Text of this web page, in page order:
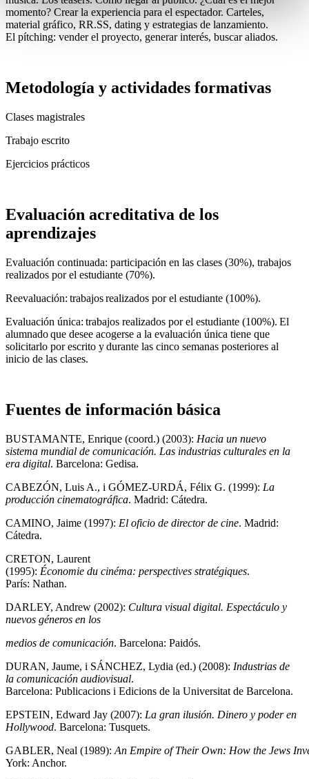
momento? Crear la experiencia para el espectador. Carteles,
material gráfico, RR.SS, dating y estrategias de lanzamiento.
El pítching: vender el proyecto, generar interés, buscar aliados.
Metodología y actividades formativas
Clases magistrales
Trabajo escrito
Ejercicios prácticos
Evaluación acreditativa de los
aprendizajes
Evaluación continuada: participación en las clases (30%), trabajos
realizados por el estudiante (70%).
Reevaluación: trabajos realizados por el estudiante (100%).
Evaluación única: trabajos realizados por el estudiante (100%). El
alumnado que desee acogerse a la evaluación única tiene que
solicitarlo por escrito y durante las cinco semanas posteriores al
inicio de las clases.
Fuentes de información básica
BUSTAMANTE, Enrique (coord.) (2003): Hacia un nuevo
sistema mundial de comunicación. Las industrias culturales en la
era digital. Barcelona: Gedisa.
CABEZÓN, Luis A., i GÓMEZ-URDÁ, Félix G. (1999): La
producción cinematográfica. Madrid: Cátedra.
CAMINO, Jaime (1997): El oficio de director de cine. Madrid:
Cátedra.
CRETON, Laurent
(1995): Économie du cinéma: perspectives stratégiques.
París: Nathan.
DARLEY, Andrew (2002): Cultura visual digital. Espectáculo y
nuevos géneros en los
medios de comunicación. Barcelona: Paidós.
DURAN, Jaume, i SÁNCHEZ, Lydia (ed.) (2008): Industrias de
la comunicación audiovisual.
Barcelona: Publicacions i Edicions de la Universitat de Barcelona.
EPSTEIN, Edward Jay (2007): La gran ilusión. Dinero y poder en
Hollywood. Barcelona: Tusquets.
GABLER, Neal (1989): An Empire of Their Own: How the Jews
York: Anchor.